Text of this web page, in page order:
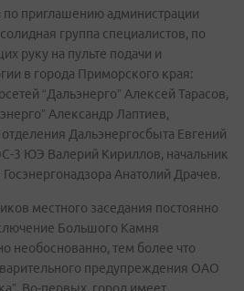
по приглашению администрации
группа специалистов, по
руку на пульте подачи и
в города Приморского края:
“Дальэнерго” Алексей Тарасов,
Александр Лаптиев,
Дальэнергосбыта Евгений
3 ЮЭ Валерий Кириллов, начальник
Анатолий Драчев.
местного заседания постоянно
Большого Камня
необоснованно, тем более что
предупреждения ОАО